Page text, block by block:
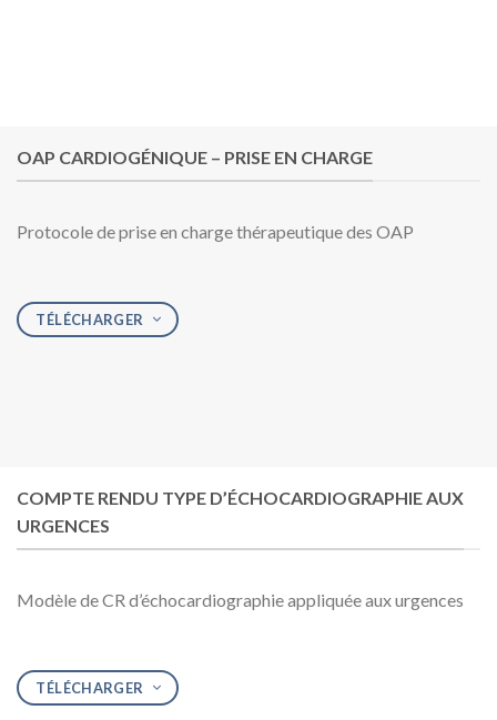
OAP CARDIOGÉNIQUE – PRISE EN CHARGE
Protocole de prise en charge thérapeutique des OAP
TÉLÉCHARGER
COMPTE RENDU TYPE D’ÉCHOCARDIOGRAPHIE AUX
URGENCES
Modèle de CR d’échocardiographie appliquée aux urgences
TÉLÉCHARGER